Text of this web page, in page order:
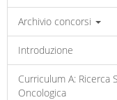
Archivio concorsi
Introduzione
Curriculum A: Ricerca
Oncologica